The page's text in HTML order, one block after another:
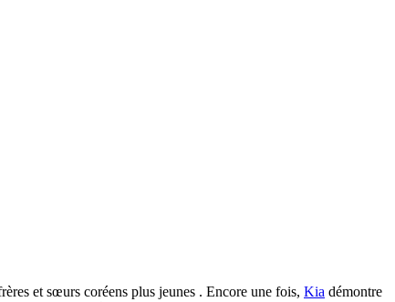
et sœurs coréens plus jeunes . Encore une fois, Kia démontre